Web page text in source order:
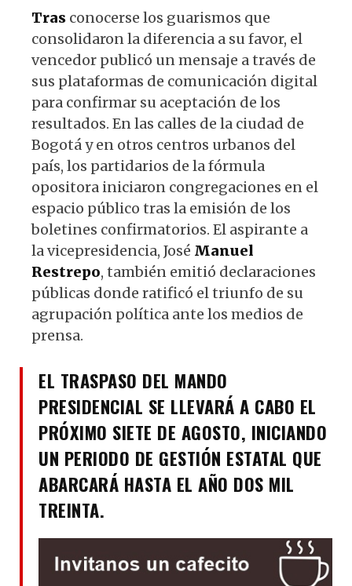
Tras conocerse los guarismos que
consolidaron la diferencia a su favor, el
vencedor publicó un mensaje a través de
sus plataformas de comunicación digital
para confirmar su aceptación de los
resultados. En las calles de la ciudad de
Bogotá y en otros centros urbanos del
país, los partidarios de la fórmula
opositora iniciaron congregaciones en el
espacio público tras la emisión de los
boletines confirmatorios. El aspirante a
la vicepresidencia, José Manuel
Restrepo, también emitió declaraciones
públicas donde ratificó el triunfo de su
agrupación política ante los medios de
prensa.
EL TRASPASO DEL MANDO
PRESIDENCIAL SE LLEVARÁ A CABO EL
PRÓXIMO SIETE DE AGOSTO, INICIANDO
UN PERIODO DE GESTIÓN ESTATAL QUE
ABARCARÁ HASTA EL AÑO DOS MIL
TREINTA.